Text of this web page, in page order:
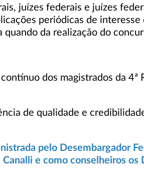
juízes federais e juízes
periódicas de interesse
da realização do
dos magistrados da
de qualidade e
pelo Desembargador
e como conselheiros os